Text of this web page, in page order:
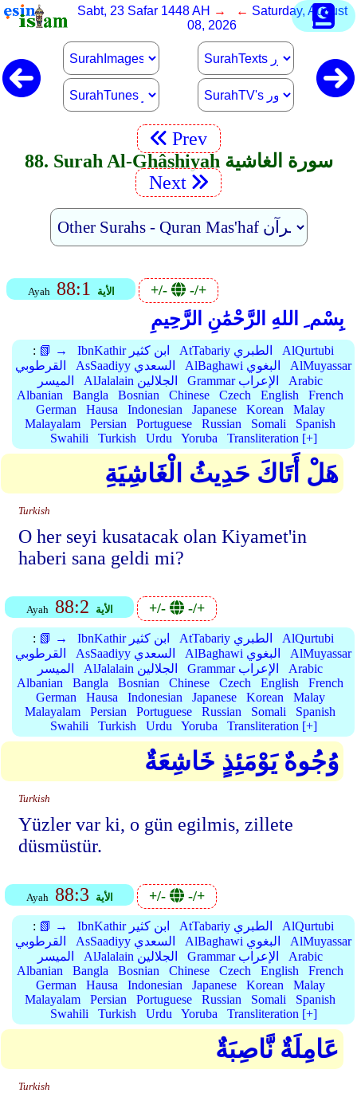
Sabt, 23 Safar 1448 AH → ← Saturday, August
08, 2026
Prev
88. Surah Al-Ghâshiyah سورة الغاشية
Next
Ayah 88:1 الأية +/- -/+
بِسْم ِ اللهِ الرَّحْمَٰنِ الرَّحِيمِ
: 📗 → IbnKathir ابن كثير AtTabariy الطبري
AlQurtubi
القرطوبي
AsSaadiyy السعدي AlBaghawi البغوي
AlMuyassar
الميسر
AlJalalain الجلالين Grammar الإعراب
Arabic
Albanian
Bangla Bosnian Chinese Czech English
French
German
Hausa Indonesian Japanese Korean
Malay
Malayalam
Persian Portuguese Russian Somali
Spanish
Swahili
Turkish Urdu Yoruba Transliteration [+]
هَلْ أَتَاكَ حَدِيثُ الْغَاشِيَةِ
Turkish
O her seyi kusatacak olan Kiyamet'in
haberi sana geldi mi?
Ayah 88:2 الأية +/- -/+
: 📗 → IbnKathir ابن كثير AtTabariy الطبري
AlQurtubi
القرطوبي
AsSaadiyy السعدي AlBaghawi البغوي
AlMuyassar
الميسر
AlJalalain الجلالين Grammar الإعراب
Arabic
Albanian
Bangla Bosnian Chinese Czech English
French
German
Hausa Indonesian Japanese Korean
Malay
Malayalam
Persian Portuguese Russian Somali
Spanish
Swahili
Turkish Urdu Yoruba Transliteration [+]
وُجُوهٌ يَوْمَئِذٍ خَاشِعَةٌ
Turkish
Yüzler var ki, o gün egilmis, zillete
düsmüstür.
Ayah 88:3 الأية +/- -/+
: 📗 → IbnKathir ابن كثير AtTabariy الطبري
AlQurtubi
القرطوبي
AsSaadiyy السعدي AlBaghawi البغوي
AlMuyassar
الميسر
AlJalalain الجلالين Grammar الإعراب
Arabic
Albanian
Bangla Bosnian Chinese Czech English
French
German
Hausa Indonesian Japanese Korean
Malay
Malayalam
Persian Portuguese Russian Somali
Spanish
Swahili
Turkish Urdu Yoruba Transliteration [+]
عَامِلَةٌ نَّاصِبَةٌ
Turkish